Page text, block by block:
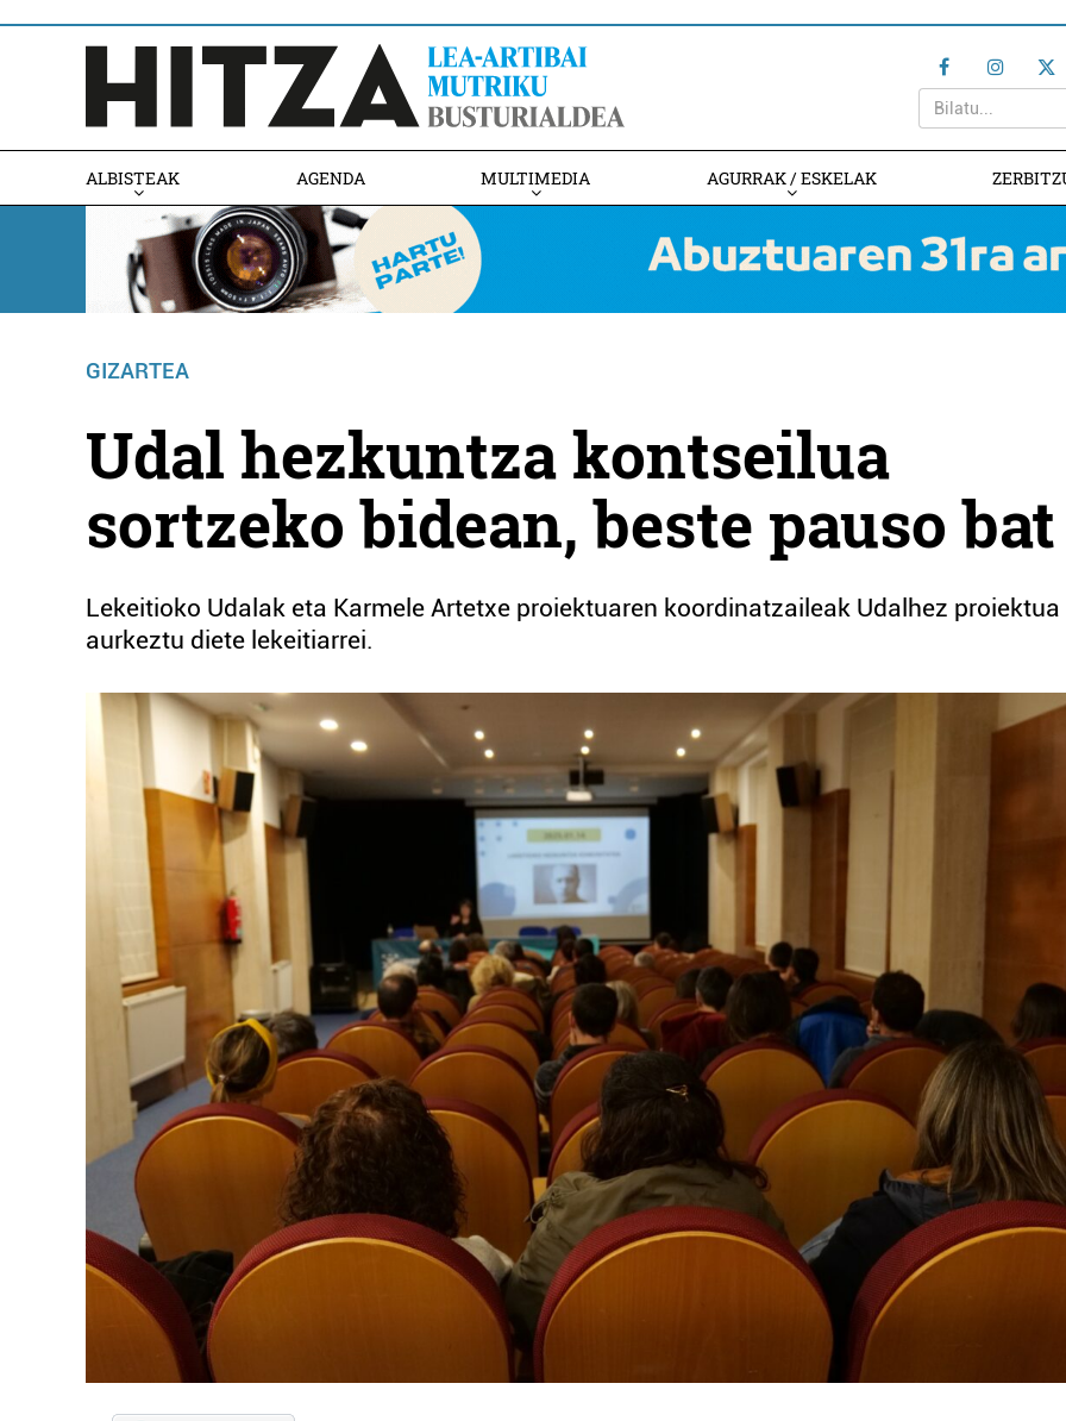
ALBISTEAK AGENDA MULTIMEDIA AGURRAK / ESKELAK
GIZARTEA
Udal hezkuntza kontseilua
sortzeko bidean, beste pauso bat
Lekeitioko Udalak eta Karmele Artetxe proiektuaren koordinatzaileak Udalhez proiektua
aurkeztu diete lekeitiarrei.